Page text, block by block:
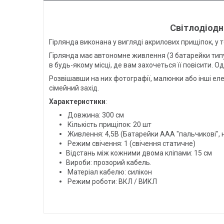
Гірлянда виконана у вигляді акрилових прищіпок, у
Гірлянда має автономне живлення (3 батарейки
в будь-якому місці, де вам захочеться її повісити.
Розвішавши на них фотографії, малюнки або інші
сімейний захід.
Характеристики:
Довжина: 300 см
Кількість прищіпок: 20 шт
Живлення: 4,5В (Батарейки AАА "пальчикові",
Режим свічення: 1 (свічення статичне)
Відстань між кожними двома кліпами: 15 см
Вироби: прозорий кабель.
Матеріал кабелю: силікон
Режим роботи: ВКЛ / ВИКЛ